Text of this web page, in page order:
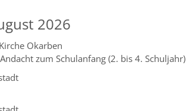
2026
Okarben
zum Schulanfang (2. bis 4. Schuljahr)